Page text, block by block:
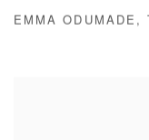
EMMA ODUMADE ,